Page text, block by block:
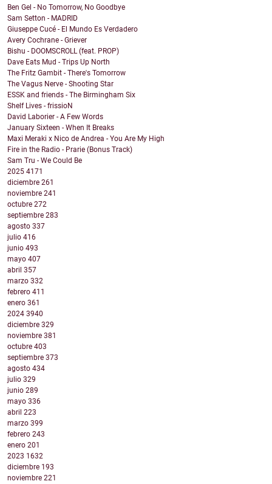
Ben Gel - No Tomorrow, No Goodbye
Sam Setton - MADRID
Giuseppe Cucé - El Mundo Es Verdadero
Avery Cochrane - Griever
Bishu - DOOMSCROLL (feat. PROP)
Dave Eats Mud - Trips Up North
The Fritz Gambit - There's Tomorrow
The Vagus Nerve - Shooting Star
ESSK and friends - The Birmingham Six
Shelf Lives - frissioN
David Laborier - A Few Words
January Sixteen - When It Breaks
Maxi Meraki x Nico de Andrea - You Are My High
Fire in the Radio - Prarie (Bonus Track)
Sam Tru - We Could Be
2025 4171
diciembre 261
noviembre 241
octubre 272
septiembre 283
agosto 337
julio 416
junio 493
mayo 407
abril 357
marzo 332
febrero 411
enero 361
2024 3940
diciembre 329
noviembre 381
octubre 403
septiembre 373
agosto 434
julio 329
junio 289
mayo 336
abril 223
marzo 399
febrero 243
enero 201
2023 1632
diciembre 193
noviembre 221